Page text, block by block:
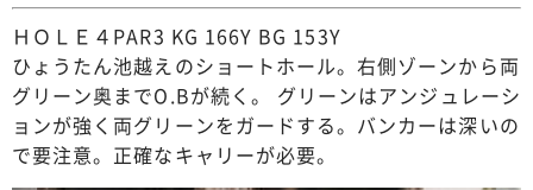
ＨＯＬＥ４PAR3 KG 166Y BG 153Y
ひょうたん池越えのショートホール。右側ゾーンから両
グリーン奥までO.Bが続く。 グリーンはアンジュレーシ
ョンが強く両グリーンをガードする。バンカーは深いの
で要注意。正確なキャリーが必要。